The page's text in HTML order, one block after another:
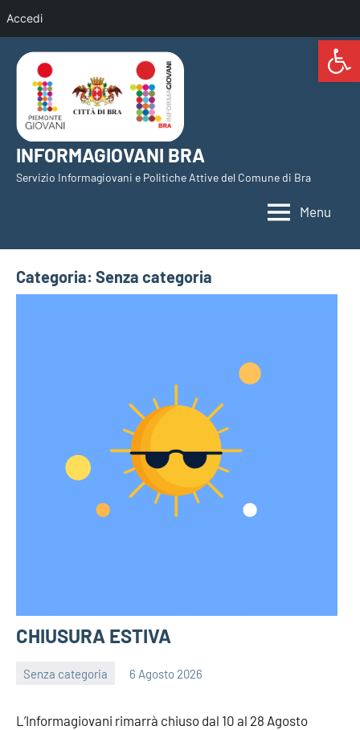
Accedi
contenuto
INFORMAGIOVANI BRA
Servizio Informagiovani e Politiche Attive del Comune di Bra
Menu
Categoria: Senza categoria
CHIUSURA ESTIVA
Senza categoria 6 Agosto 2026
L’Informagiovani rimarrà chiuso dal 10 al 28 Agosto